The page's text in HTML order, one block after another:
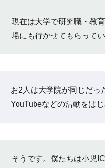
現在は大学で研究職・教
場にも行かせてもらってい
お2人は大学院が同じだっ
YouTubeなどの活動をはじ
そうです。僕たちは小児